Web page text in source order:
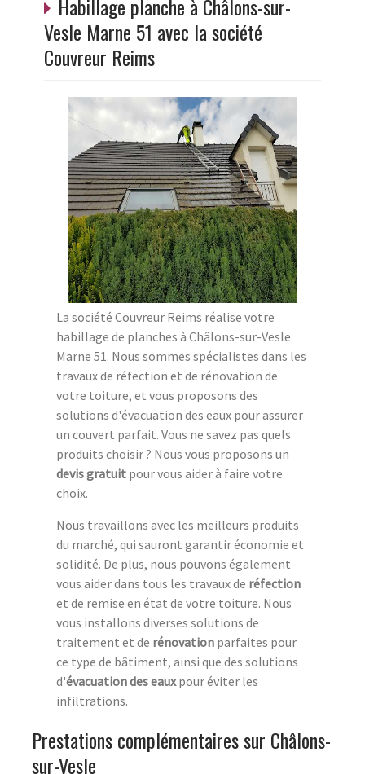
Habillage planche à Châlons-sur-
Vesle Marne 51 avec la société
Couvreur Reims
La société Couvreur Reims réalise votre
habillage de planches à Châlons-sur-Vesle
Marne 51. Nous sommes spécialistes dans les
travaux de réfection et de rénovation de
votre toiture, et vous proposons des
solutions d'évacuation des eaux pour assurer
un couvert parfait. Vous ne savez pas quels
produits choisir ? Nous vous proposons un
devis gratuit pour vous aider à faire votre
choix.
Nous travaillons avec les meilleurs produits
du marché, qui sauront garantir économie et
solidité. De plus, nous pouvons également
vous aider dans tous les travaux de réfection
et de remise en état de votre toiture. Nous
vous installons diverses solutions de
traitement et de rénovation parfaites pour
ce type de bâtiment, ainsi que des solutions
d'évacuation des eauxpour éviter les
infiltrations.
Prestations complémentaires sur Châlons-
sur-Vesle